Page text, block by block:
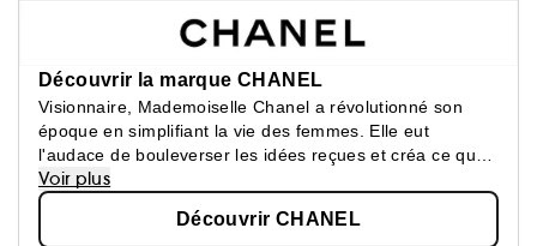
Découvrir la marque CHANEL
Visionnaire, Mademoiselle Chanel a révolutionné son
époque en simplifiant la vie des femmes. Elle eut
l'audace de bouleverser les idées reçues et créa ce que
les femmes attendaient : une beauté épurée, une
élégance confortable.
Voir plus
Découvrir CHANEL